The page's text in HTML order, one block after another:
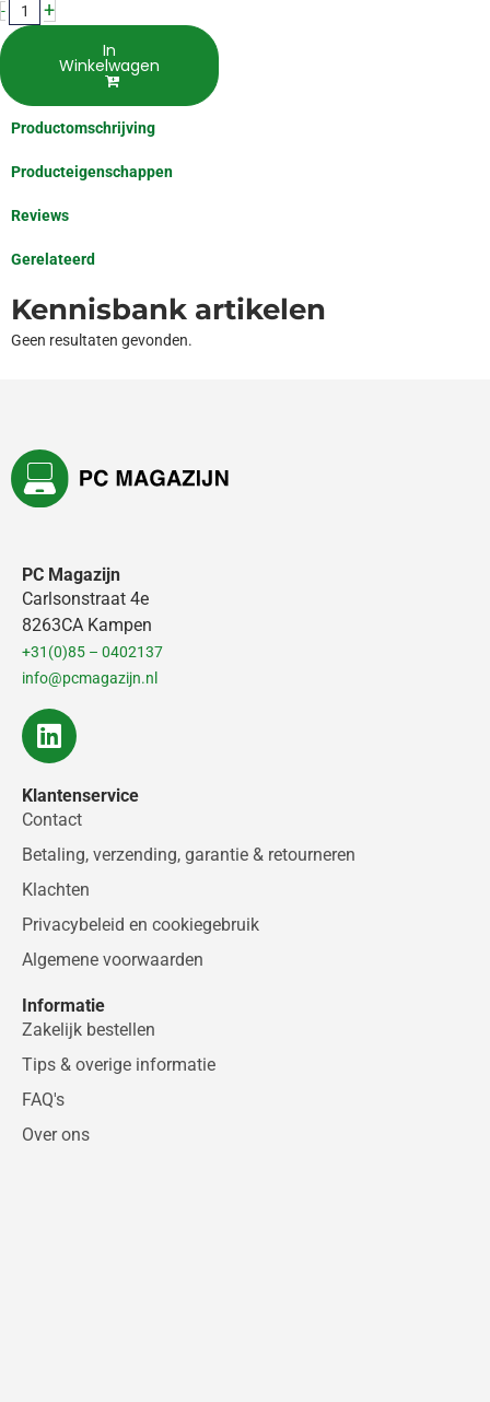
-
USB
Adapter
aantal
+
In
Winkelwagen
Productomschrijving
Producteigenschappen
Reviews
Gerelateerd
Kennisbank artikelen
Geen resultaten gevonden.
PC Magazijn
Carlsonstraat 4e
8263CA Kampen
+31(0)85 – 0402137
info@pcmagazijn.nl
L
i
k
e
d
i
Klantenservice
Contact
Betaling, verzending, garantie & retourneren
Klachten
Privacybeleid en cookiegebruik
Algemene voorwaarden
Informatie
Zakelijk bestellen
Tips & overige informatie
FAQ's
Over ons